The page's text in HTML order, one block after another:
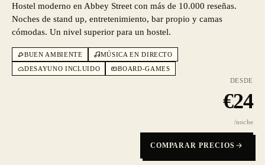
Hostel moderno en Abbey Street con más de 10.000 reseñas.
Noches de stand up, entretenimiento, bar propio y camas
cómodas. Un nivel superior para un hostel.
BUEN AMBIENTE
MÚSICA EN DIRECTO
DESAYUNO INCLUIDO
BOARD-GAMES
DESDE
€24
/noche
COMPARAR PRECIOS